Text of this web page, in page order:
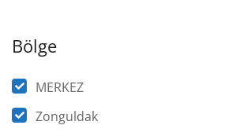
Bölge
MERKEZ
Zonguldak